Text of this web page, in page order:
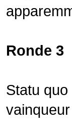
Ronde 3
Statu